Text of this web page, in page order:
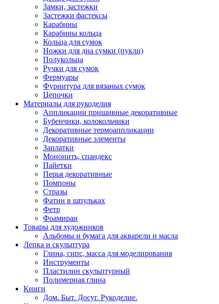
Замки, застежки
Застежки фастексы
Карабины
Карабины кольца
Кольца для сумок
Ножки для дна сумки (пукли)
Полукольца
Ручки для сумок
Фермуары
Фурнитура для вязаных сумок
Цепочки
Материалы для рукоделия
Аппликации пришивные декоративные
Бубенчики, колокольчики
Декоративные термоаппликации
Декоративные элементы
Заплатки
Мононить, спандекс
Пайетки
Перья декоративные
Помпоны
Стразы
Фатин в шпульках
Фетр
Фоамиран
Товары для художников
Альбомы и бумага для акварели и масла
Лепка и скульптура
Глина, гипс, масса для моделирования
Инструменты
Пластилин скульптурный
Полимерная глина
Книги
Дом. Быт. Досуг. Рукоделие.